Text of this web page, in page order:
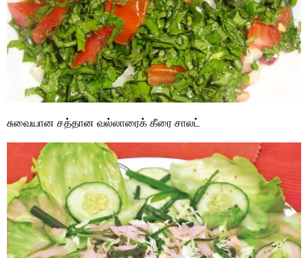
சுவையான சத்தான வல்லாரைக் கீரை சாலட்